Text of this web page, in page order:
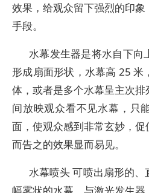
效果，给观众留下强烈的印
手段。
水幕发生器是将水自下向
形成扇面形状，水幕高 25 米
体，或者是多个水幕呈主次
间放映观众看不见水幕，只
面，使观众感到非常玄妙，
而告之的效果显而易见。
水幕喷头 可喷出扇形的